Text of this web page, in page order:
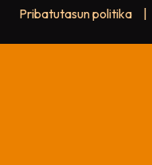
Pribatutasun politika